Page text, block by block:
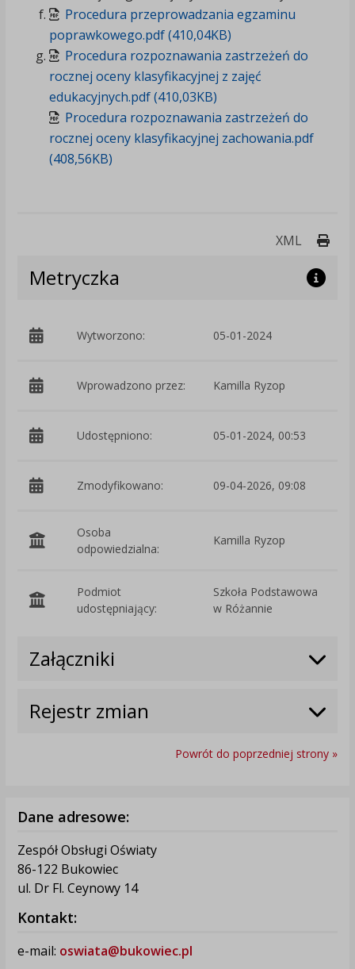
Procedura przeprowadzania egzaminu
poprawkowego.pdf (410,04KB)
Procedura rozpoznawania zastrzeżeń do
rocznej oceny klasyfikacyjnej z zajęć
edukacyjnych.pdf (410,03KB)
Procedura rozpoznawania zastrzeżeń do
rocznej oceny klasyfikacyjnej zachowania.pdf
(408,56KB)
XML
Metryczka
Wytworzono: 05-01-2024
Wprowadzono przez: Kamilla Ryzop
Udostępniono: 05-01-2024, 00:53
Zmodyfikowano: 09-04-2026, 09:08
Osoba
odpowiedzialna:
Kamilla Ryzop
Podmiot
udostępniający:
Szkoła Podstawowa
w Różannie
Załączniki
Rejestr zmian
Powrót do poprzedniej strony »
Dane adresowe:
Zespół Obsługi Oświaty
86-122 Bukowiec
ul. Dr Fl. Ceynowy 14
Kontakt:
e-mail: oswiata@bukowiec.pl